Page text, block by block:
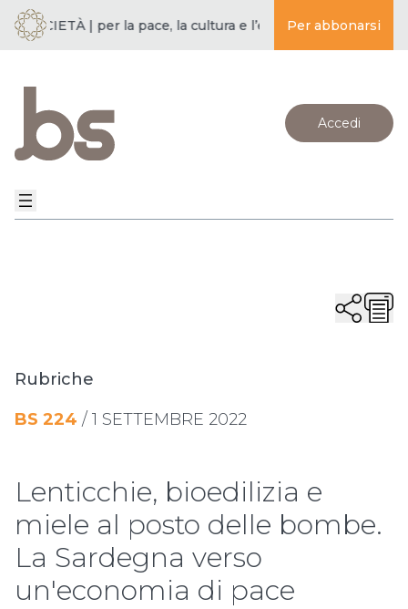
E SOCIETÀ | per la pace, la cultura e l’educazione ·Per abbonarsi
Accedi
Rubriche
BS 224 / 1 SETTEMBRE 2022
Lenticchie, bioedilizia e
miele al posto delle bombe.
La Sardegna verso
un'economia di pace